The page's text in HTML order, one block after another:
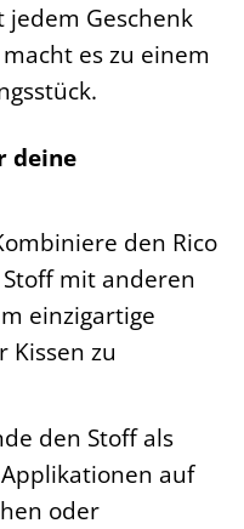
Geschenk
es zu einem
deine
den Rico
Stoff mit anderen
einzigartige
Kissen zu
den Stoff als
auf
oder